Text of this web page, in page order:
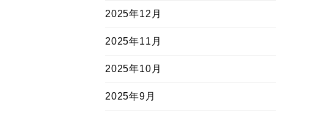
2025年12月
2025年11月
2025年10月
2025年9月